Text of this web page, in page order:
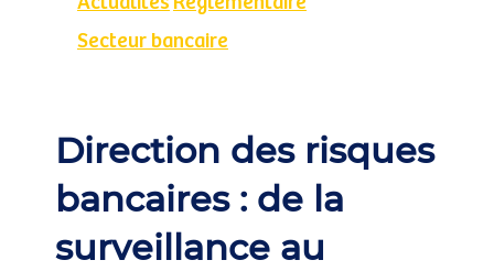
Secteur bancaire
Direction des risques
bancaires : de la
surveillance au